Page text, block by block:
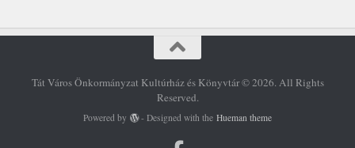
Tát Város Önkormányzat Kultúrház és Könyvtár © 2026. All Rights
Reserved.
Powered by - Designed with theHueman theme